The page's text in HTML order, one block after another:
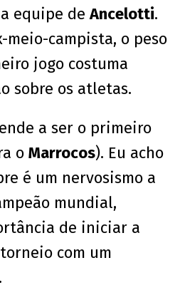
equipe deAncelotti.
meio-campista, o peso
jogo costuma
sobre os atletas.
a ser o primeiro
o Marrocos). Eu acho
é um nervosismo a
mundial,
de iniciar a
com um